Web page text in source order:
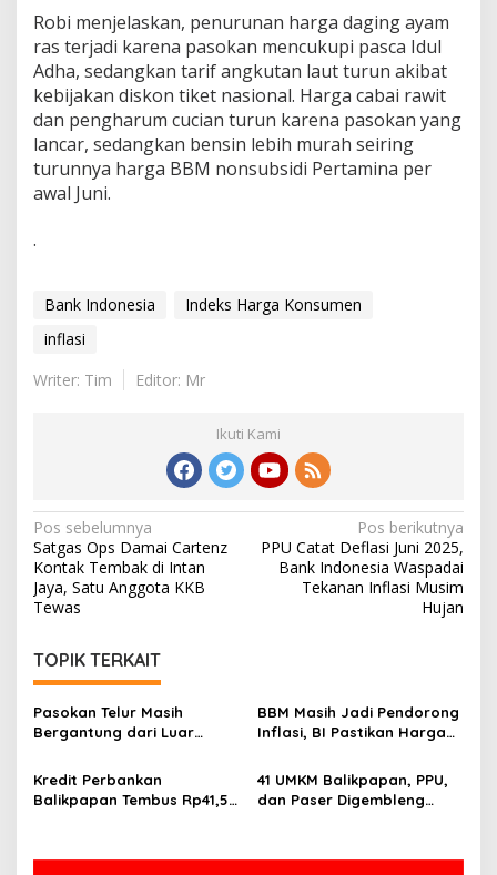
Robi menjelaskan, penurunan harga daging ayam
ras terjadi karena pasokan mencukupi pasca Idul
Adha, sedangkan tarif angkutan laut turun akibat
kebijakan diskon tiket nasional. Harga cabai rawit
dan pengharum cucian turun karena pasokan yang
lancar, sedangkan bensin lebih murah seiring
turunnya harga BBM nonsubsidi Pertamina per
awal Juni.
.
Bank Indonesia
Indeks Harga Konsumen
inflasi
Writer: Tim
Editor: Mr
Ikuti Kami
Navigasi
pos
Pos sebelumnya
Satgas Ops Damai Cartenz
Kontak Tembak di Intan
Jaya, Satu Anggota KKB
Tewas
Pos berikutnya
PPU Catat Deflasi Juni 2025,
Bank Indonesia Waspadai
Tekanan Inflasi Musim
Hujan
TOPIK TERKAIT
Pasokan Telur Masih
Bergantung dari Luar
Siapkan Peternak Baru
BBM Masih Jadi Pendorong
Inflasi, BI Pastikan Harga
PPU Terkendali
Kredit Perbankan
Balikpapan Tembus Rp41,5
41 UMKM Balikpapan, PPU,
dan Paser Digembleng